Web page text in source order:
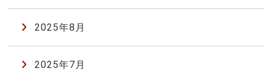
2025年8月
2025年7月